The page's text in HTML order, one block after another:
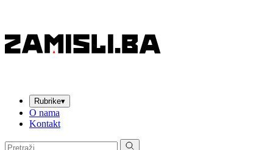
Rubrike▾
O nama
Kontakt
Pretraga: